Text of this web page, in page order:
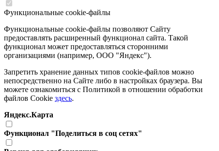
Функциональные cookie-файлы
Функциональные cookie-файлы позволяют Сайту
предоставлять расширенный функционал сайта. Такой
функционал может предоставляться сторонними
организациями (например, ООО "Яндекс").
Запретить хранение данных типов cookie-файлов можно
непосредственно на Сайте либо в настройках браузера. Вы
можете ознакомиться с Политикой в отношении обработки
файлов Cookie здесь.
Яндекс.Карта
Функционал "Поделиться в соц сетях"